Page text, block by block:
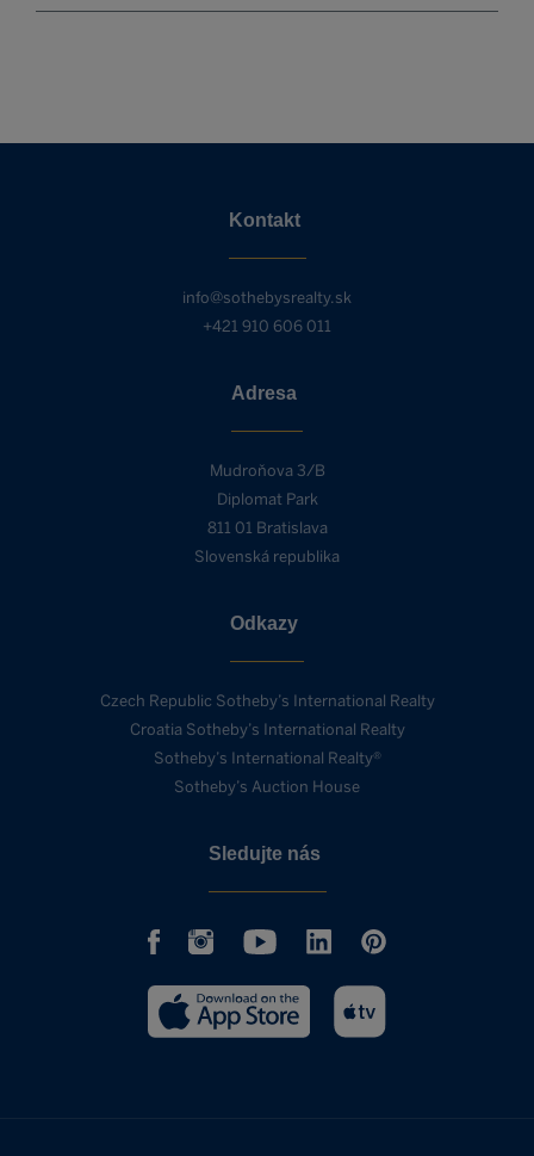
Kontakt
info@sothebysrealty.sk
+421 910 606 011
Adresa
Mudroňova 3/B
Diplomat Park
811 01 Bratislava
Slovenská republika
Odkazy
Czech Republic Sotheby’s International Realty
Croatia Sotheby’s International Realty
Sotheby’s International Realty®
Sotheby’s Auction House
Sledujte nás